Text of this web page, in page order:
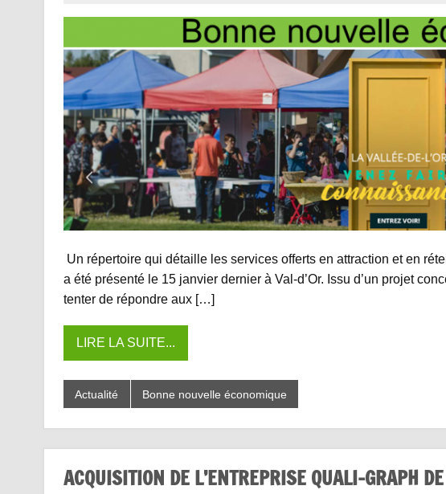
Un répertoire qui détaille les services offerts en attraction et en
a été présenté le 15 janvier dernier à Val-d’Or. Issu d’un projet
tenter de répondre aux […]
LIRE LA SUITE...
Actualité Bonne nouvelle économique
ACQUISITION DE L’ENTREPRISE QUALI-GRAPH